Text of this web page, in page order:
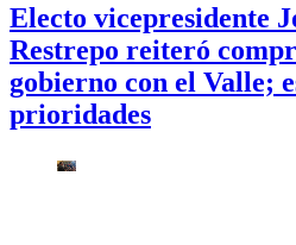
Electo vicepresidente
Restrepo reiteró
gobierno con el Valle;
prioridades